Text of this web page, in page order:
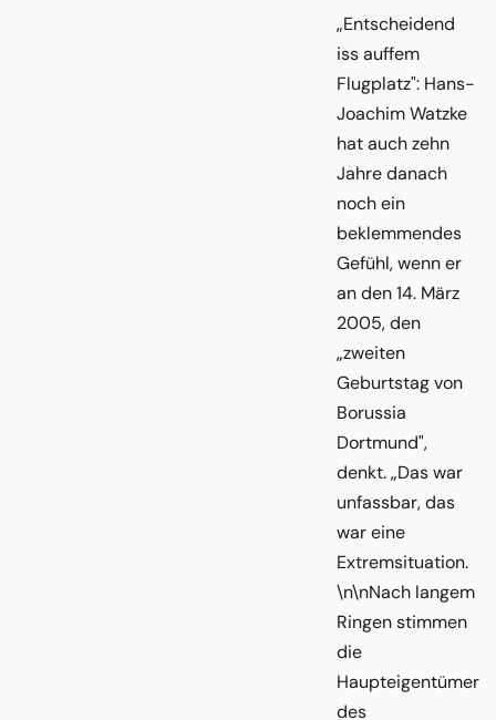
„Entscheidend
iss auffem
Flugplatz": Hans-
Joachim Watzke
hat auch zehn
Jahre danach
noch ein
beklemmendes
Gefühl, wenn er
an den 14. März
2005, den
„zweiten
Geburtstag von
Borussia
Dortmund",
denkt. „Das war
unfassbar, das
war eine
Extremsituation.
\n\nNach langem
Ringen stimmen
die
Haupteigentümer
des